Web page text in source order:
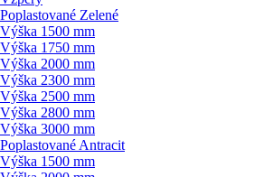
Poplastované Zelené
Výška 1500 mm
Výška 1750 mm
Výška 2000 mm
Výška 2300 mm
Výška 2500 mm
Výška 2800 mm
Výška 3000 mm
Poplastované Antracit
Výška 1500 mm